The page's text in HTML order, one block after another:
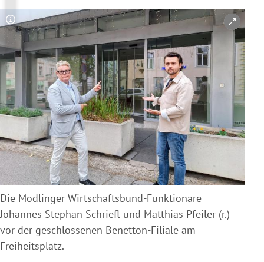
Copyright-Hinweis öffnen/schließen
Die Mödlinger Wirtschaftsbund-Funktionäre
Johannes Stephan Schriefl und Matthias Pfeiler (r.)
vor der geschlossenen Benetton-Filiale am
Freiheitsplatz.